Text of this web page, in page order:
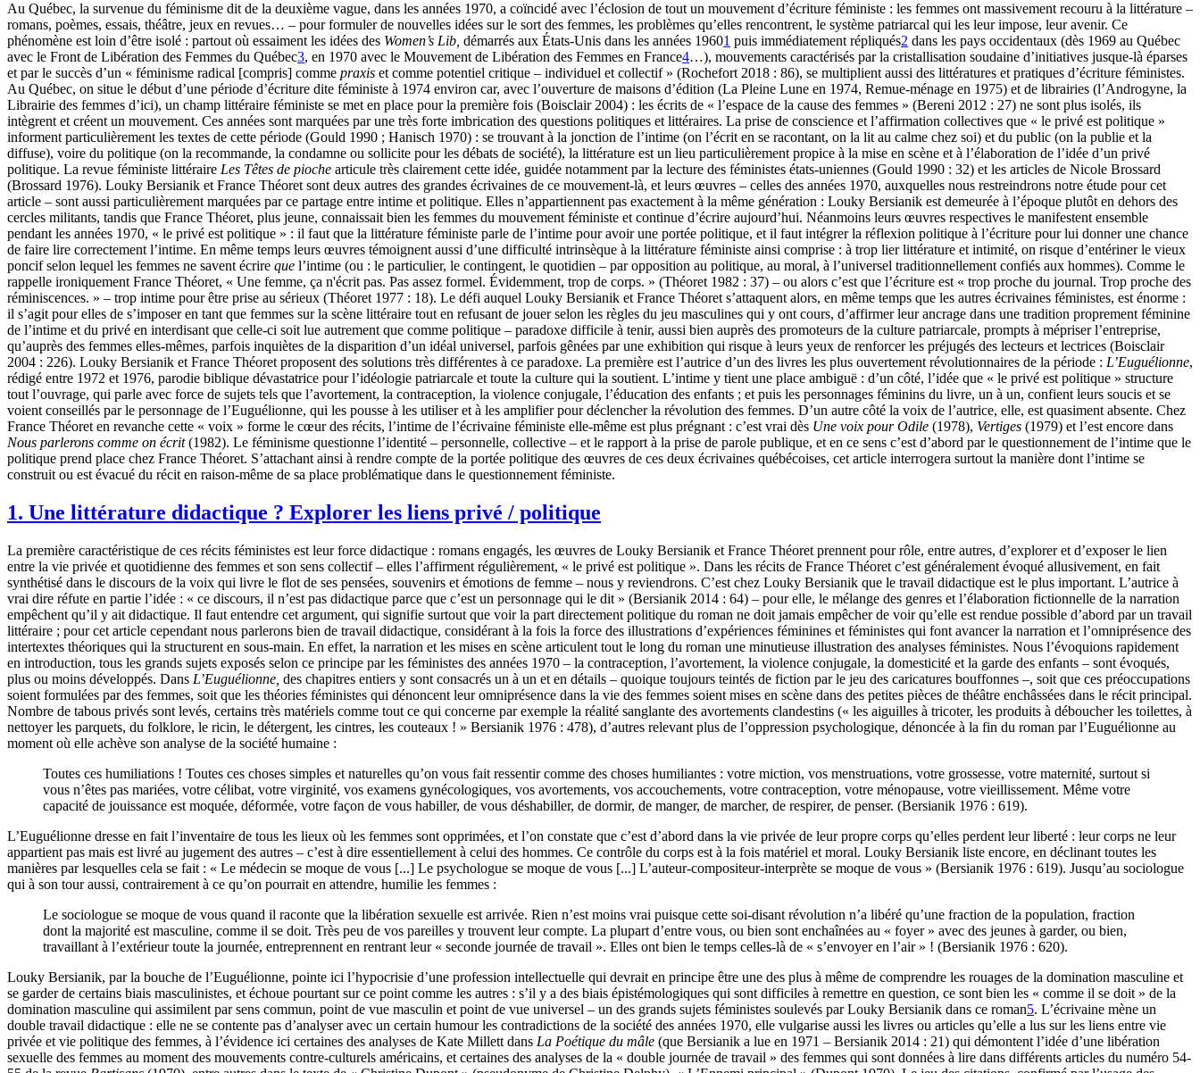
Au Québec, la survenue du féminisme dit de la deuxième vague, dans les années 1970, a coïncidé avec l’éclosion de tout un mouvement d’écriture féministe : les femmes ont massivement recouru à la littérature –
romans, poèmes, essais, théâtre, jeux en revues… – pour formuler de nouvelles idées sur le sort des femmes, les problèmes qu’elles rencontrent, le système patriarcal qui les leur impose, leur avenir. Ce
phénomène est loin d’être isolé : partout où essaiment les idées des Women’s Lib, démarrés aux États-Unis dans les années 19601 puis immédiatement répliqués2 dans les pays occidentaux (dès 1969 au Québec
avec le Front de Libération des Femmes du Québec3, en 1970 avec le Mouvement de Libération des Femmes en France4…), mouvements caractérisés par la cristallisation soudaine d’initiatives jusque-là éparses
et par le succès d’un « féminisme radical [compris] comme praxis et comme potentiel critique – individuel et collectif » (Rochefort 2018 : 86), se multiplient aussi des littératures et pratiques d’écriture féministes.
Au Québec, on situe le début d’une période d’écriture dite féministe à 1974 environ car, avec l’ouverture de maisons d’édition (La Pleine Lune en 1974, Remue-ménage en 1975) et de librairies (l’Androgyne, la
Librairie des femmes d’ici), un champ littéraire féministe se met en place pour la première fois (Boisclair 2004) : les écrits de « l’espace de la cause des femmes » (Bereni 2012 : 27) ne sont plus isolés, ils
intègrent et créent un mouvement. Ces années sont marquées par une très forte imbrication des questions politiques et littéraires. La prise de conscience et l’affirmation collectives que « le privé est politique »
informent particulièrement les textes de cette période (Gould 1990 ; Hanisch 1970) : se trouvant à la jonction de l’intime (on l’écrit en se racontant, on la lit au calme chez soi) et du public (on la publie et la
diffuse), voire du politique (on la recommande, la condamne ou sollicite pour les débats de société), la littérature est un lieu particulièrement propice à la mise en scène et à l’élaboration de l’idée d’un privé
politique. La revue féministe littéraire Les Têtes de pioche articule très clairement cette idée, guidée notamment par la lecture des féministes états-uniennes (Gould 1990 : 32) et les articles de Nicole Brossard
(Brossard 1976). Louky Bersianik et France Théoret sont deux autres des grandes écrivaines de ce mouvement-là, et leurs œuvres – celles des années 1970, auxquelles nous restreindrons notre étude pour cet
article – sont aussi particulièrement marquées par ce partage entre intime et politique. Elles n’appartiennent pas exactement à la même génération : Louky Bersianik est demeurée à l’époque plutôt en dehors des
cercles militants, tandis que France Théoret, plus jeune, connaissait bien les femmes du mouvement féministe et continue d’écrire aujourd’hui. Néanmoins leurs œuvres respectives le manifestent ensemble
pendant les années 1970, « le privé est politique » : il faut que la littérature féministe parle de l’intime pour avoir une portée politique, et il faut intégrer la réflexion politique à l’écriture pour lui donner une chance
de faire lire correctement l’intime. En même temps leurs œuvres témoignent aussi d’une difficulté intrinsèque à la littérature féministe ainsi comprise : à trop lier littérature et intimité, on risque d’entériner le vieux
poncif selon lequel les femmes ne savent écrire que l’intime (ou : le particulier, le contingent, le quotidien – par opposition au politique, au moral, à l’universel traditionnellement confiés aux hommes). Comme le
rappelle ironiquement France Théoret, « Une femme, ça n'écrit pas. Pas assez formel. Évidemment, trop de corps. » (Théoret 1982 : 37) – ou alors c’est que l’écriture est « trop proche du journal. Trop proche des
réminiscences. » – trop intime pour être prise au sérieux (Théoret 1977 : 18). Le défi auquel Louky Bersianik et France Théoret s’attaquent alors, en même temps que les autres écrivaines féministes, est énorme :
il s’agit pour elles de s’imposer en tant que femmes sur la scène littéraire tout en refusant de jouer selon les règles du jeu masculines qui y ont cours, d’affirmer leur ancrage dans une tradition proprement féminine
de l’intime et du privé en interdisant que celle-ci soit lue autrement que comme politique – paradoxe difficile à tenir, aussi bien auprès des promoteurs de la culture patriarcale, prompts à mépriser l’entreprise,
qu’auprès des femmes elles-mêmes, parfois inquiètes de la disparition d’un idéal universel, parfois gênées par une exhibition qui risque à leurs yeux de renforcer les préjugés des lecteurs et lectrices (Boisclair
2004 : 226). Louky Bersianik et France Théoret proposent des solutions très différentes à ce paradoxe. La première est l’autrice d’un des livres les plus ouvertement révolutionnaires de la période : L’Euguélionne,
rédigé entre 1972 et 1976, parodie biblique dévastatrice pour l’idéologie patriarcale et toute la culture qui la soutient. L’intime y tient une place ambiguë : d’un côté, l’idée que « le privé est politique » structure
tout l’ouvrage, qui parle avec force de sujets tels que l’avortement, la contraception, la violence conjugale, l’éducation des enfants ; et puis les personnages féminins du livre, un à un, confient leurs soucis et se
voient conseillés par le personnage de l’Euguélionne, qui les pousse à les utiliser et à les amplifier pour déclencher la révolution des femmes. D’un autre côté la voix de l’autrice, elle, est quasiment absente. Chez
France Théoret en revanche cette « voix » forme le cœur des récits, l’intime de l’écrivaine féministe elle-même est plus prégnant : c’est vrai dès Une voix pour Odile (1978), Vertiges (1979) et l’est encore dans
Nous parlerons comme on écrit(1982). Le féminisme questionne l’identité – personnelle, collective – et le rapport à la prise de parole publique, et en ce sens c’est d’abord par le questionnement de l’intime que le
politique prend place chez France Théoret. S’attachant ainsi à rendre compte de la portée politique des œuvres de ces deux écrivaines québécoises, cet article interrogera surtout la manière dont l’intime se
construit ou est évacué du récit en raison-même de sa place problématique dans le questionnement féministe.
1. Une littérature didactique ? Explorer les liens privé / politique
La première caractéristique de ces récits féministes est leur force didactique : romans engagés, les œuvres de Louky Bersianik et France Théoret prennent pour rôle, entre autres, d’explorer et d’exposer le lien
entre la vie privée et quotidienne des femmes et son sens collectif – elles l’affirment régulièrement, « le privé est politique ». Dans les récits de France Théoret c’est généralement évoqué allusivement, en fait
synthétisé dans le discours de la voix qui livre le flot de ses pensées, souvenirs et émotions de femme – nous y reviendrons. C’est chez Louky Bersianik que le travail didactique est le plus important. L’autrice à
vrai dire réfute en partie l’idée : « ce discours, il n’est pas didactique parce que c’est un personnage qui le dit » (Bersianik 2014 : 64) – pour elle, le mélange des genres et l’élaboration fictionnelle de la narration
empêchent qu’il y ait didactique. Il faut entendre cet argument, qui signifie surtout que voir la part directement politique du roman ne doit jamais empêcher de voir qu’elle est rendue possible d’abord par un travail
littéraire ; pour cet article cependant nous parlerons bien de travail didactique, considérant à la fois la force des illustrations d’expériences féminines et féministes qui font avancer la narration et l’omniprésence des
intertextes théoriques qui la structurent en sous-main. En effet, la narration et les mises en scène articulent tout le long du roman une minutieuse illustration des analyses féministes. Nous l’évoquions rapidement
en introduction, tous les grands sujets exposés selon ce principe par les féministes des années 1970 – la contraception, l’avortement, la violence conjugale, la domesticité et la garde des enfants – sont évoqués,
plus ou moins développés. Dans L’Euguélionne, des chapitres entiers y sont consacrés un à un et en détails – quoique toujours teintés de fiction par le jeu des caricatures bouffonnes –, soit que ces préoccupations
soient formulées par des femmes, soit que les théories féministes qui dénoncent leur omniprésence dans la vie des femmes soient mises en scène dans des petites pièces de théâtre enchâssées dans le récit principal.
Nombre de tabous privés sont levés, certains très matériels comme tout ce qui concerne par exemple la réalité sanglante des avortements clandestins (« les aiguilles à tricoter, les produits à déboucher les toilettes, à
nettoyer les parquets, du folklore, le ricin, le détergent, les cintres, les couteaux ! » Bersianik 1976 : 478), d’autres relevant plus de l’oppression psychologique, dénoncée à la fin du roman par l’Euguélionne au
moment où elle achève son analyse de la société humaine :
Toutes ces humiliations ! Toutes ces choses simples et naturelles qu’on vous fait ressentir comme des choses humiliantes : votre miction, vos menstruations, votre grossesse, votre maternité, surtout si
vous n’êtes pas mariées, votre célibat, votre virginité, vos examens gynécologiques, vos avortements, vos accouchements, votre contraception, votre ménopause, votre vieillissement. Même votre
capacité de jouissance est moquée, déformée, votre façon de vous habiller, de vous déshabiller, de dormir, de manger, de marcher, de respirer, de penser. (Bersianik 1976 : 619).
L’Euguélionne dresse en fait l’inventaire de tous les lieux où les femmes sont opprimées, et l’on constate que c’est d’abord dans la vie privée de leur propre corps qu’elles perdent leur liberté : leur corps ne leur
appartient pas mais est livré au jugement des autres – c’est à dire essentiellement à celui des hommes. Ce contrôle du corps est à la fois matériel et moral. Louky Bersianik liste encore, en déclinant toutes les
manières par lesquelles cela se fait : « Le médecin se moque de vous [...] Le psychologue se moque de vous [...] L’auteur-compositeur-interprète se moque de vous » (Bersianik 1976 : 619). Jusqu’au sociologue
qui à son tour aussi, contrairement à ce qu’on pourrait en attendre, humilie les femmes :
Le sociologue se moque de vous quand il raconte que la libération sexuelle est arrivée. Rien n’est moins vrai puisque cette soi-disant révolution n’a libéré qu’une fraction de la population, fraction
dont la majorité est masculine, comme il se doit. Très peu de vos pareilles y trouvent leur compte. La plupart d’entre vous, ou bien sont enchaînées au « foyer » avec des jeunes à garder, ou bien,
travaillant à l’extérieur toute la journée, entreprennent en rentrant leur « seconde journée de travail ». Elles ont bien le temps celles-là de « s’envoyer en l’air » ! (Bersianik 1976 : 620).
Louky Bersianik, par la bouche de l’Euguélionne, pointe ici l’hypocrisie d’une profession intellectuelle qui devrait en principe être une des plus à même de comprendre les rouages de la domination masculine et
se garder de certains biais masculinistes, et échoue pourtant sur ce point comme les autres : s’il y a des biais épistémologiques qui sont difficiles à remettre en question, ce sont bien les « comme il se doit » de la
domination masculine qui assimilent par sens commun, point de vue masculin et point de vue universel – un des grands sujets féministes soulevés par Louky Bersianik dans ce roman5. L’écrivaine mène un
double travail didactique : elle ne se contente pas d’analyser avec un certain humour les contradictions de la société des années 1970, elle vulgarise aussi les livres ou articles qu’elle a lus sur les liens entre vie
privée et vie politique des femmes, à l’évidence ici certaines des analyses de Kate Millett dans La Poétique du mâle (que Bersianik a lue en 1971 – Bersianik 2014 : 21) qui démontent l’idée d’une libération
sexuelle des femmes au moment des mouvements contre-culturels américains, et certaines des analyses de la « double journée de travail » des femmes qui sont données à lire dans différents articles du numéro 54-